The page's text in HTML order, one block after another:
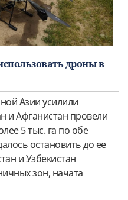
дроны в
Азии усилили
и Афганистан провели
5 тыс. га по обе
остановить до ее
и Узбекистан
зон, начата